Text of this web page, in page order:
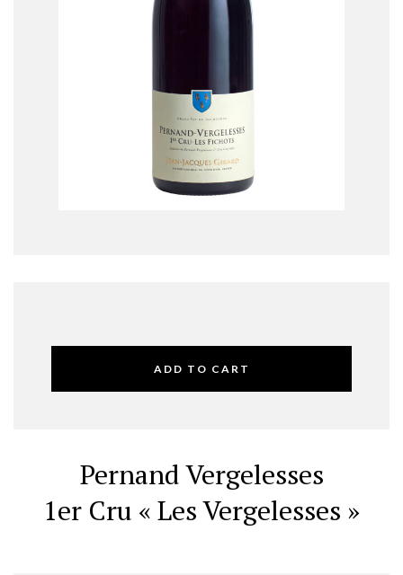
ADD TO CART
Pernand Vergelesses
1er Cru « Les Vergelesses »